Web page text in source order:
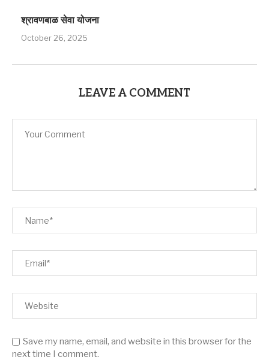
श्रावणबाळ सेवा योजना
October 26, 2025
LEAVE A COMMENT
Save my name, email, and website in this browser for the
next time I comment.